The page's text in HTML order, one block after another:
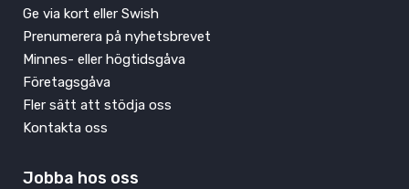
Ge via kort eller Swish
Prenumerera på nyhetsbrevet
Minnes- eller högtidsgåva
Företagsgåva
Fler sätt att stödja oss
Kontakta oss
Jobba hos oss